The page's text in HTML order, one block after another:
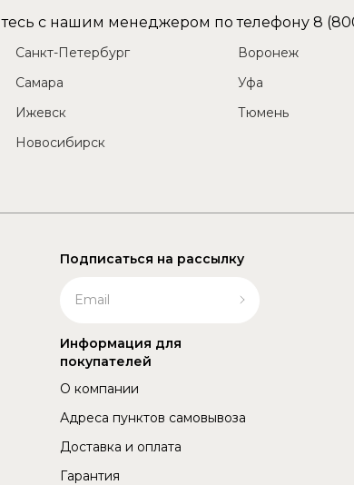
с нашим менеджером по телефону 8
Санкт-Петербург
Воронеж
Самара
Уфа
Ижевск
Тюмень
Новосибирск
Подписаться на рассылку
Информация для
покупателей
О компании
Адреса пунктов самовывоза
Доставка и оплата
Гарантия